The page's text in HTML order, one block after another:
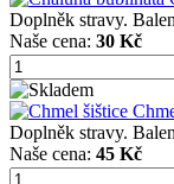
Doplněk stravy.
Naše cena: 30 Kč
Doplněk stravy.
Naše cena: 45 Kč